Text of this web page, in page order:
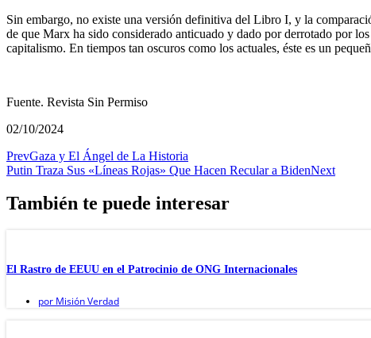
Sin embargo, no existe una versión definitiva del Libro I, y la
de que Marx ha sido considerado anticuado y dado por derrotado por
capitalismo. En tiempos tan oscuros como los actuales, éste es un
Fuente. Revista Sin Permiso
02/10/2024
PrevGaza y El Ángel de La Historia
Putin Traza Sus «Líneas Rojas» Que Hacen Recular a BidenNext
También te puede interesar
El Rastro de EEUU en el Patrocinio de ONG Internacionales
por Misión Verdad